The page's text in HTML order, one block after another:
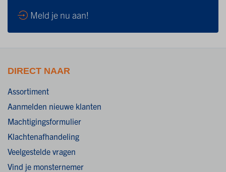
Meld je nu aan!
DIRECT NAAR
Assortiment
Aanmelden nieuwe klanten
Machtigingsformulier
Klachtenafhandeling
Veelgestelde vragen
Vind je monsternemer